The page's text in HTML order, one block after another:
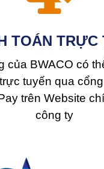
TOÁN TRỰC
của BWACO có
tuyến qua
trên Website
công ty